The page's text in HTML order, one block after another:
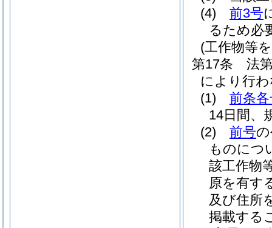
(4)
前3号
るため必
(工作物等
第17条
法
により行
(1)
前条
14日間、
(2)
前号
ものにつ
該工作物
原を有す
及び住所
掲載する